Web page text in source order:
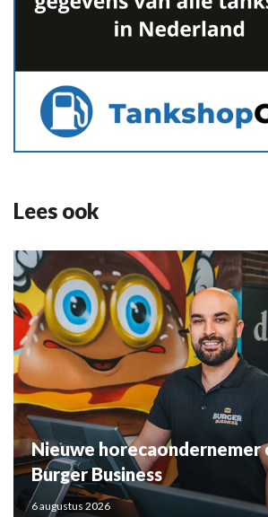
Lees ook
Nieuwe horecaondernemer
Burger Business
6 augustus 2026